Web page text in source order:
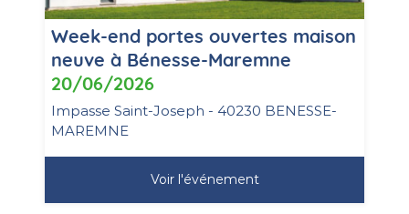
Week-end portes ouvertes maison
neuve à Bénesse-Maremne
20/06/2026
Impasse Saint-Joseph - 40230 BENESSE-
MAREMNE
Voir l'événement